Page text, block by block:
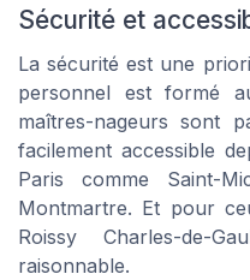
Sécurité et
La sécurité est une
personnel est formé
maîtres-nageurs sont
facilement accessible
Paris comme Saint-
Montmartre. Et pour
Roissy Charles-de-
raisonnable.